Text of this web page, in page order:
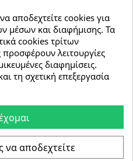
οι πρώτοι που θα
προσφορές, εκπτώσεις
αποδεχτείτε cookies για
μέσων και διαφήμισης. Τα
cookies τρίτων
λειτουργίες
διαφημίσεις.
τη σχετική επεξεργασία
να αποδεχτείτε